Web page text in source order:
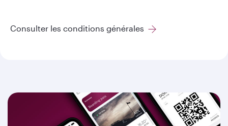
Consulter les conditions générales